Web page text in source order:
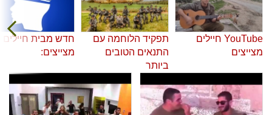
YouTube חיילים
מצייצים
תפקיד הלוחמה עם
התנאים הטובים
ביותר
חדש מבית חיילים
מצייצים: